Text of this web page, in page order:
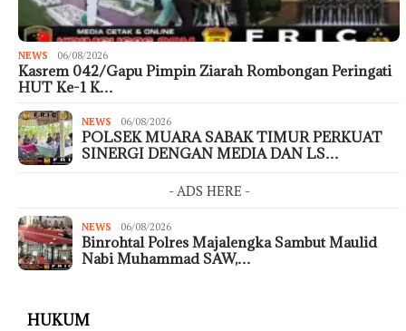
NEWS 06/08/2026
Kasrem 042/Gapu Pimpin Ziarah Rombongan Peringati
HUT Ke-1 K…
NEWS 06/08/2026
POLSEK MUARA SABAK TIMUR PERKUAT
SINERGI DENGAN MEDIA DAN LS…
- ADS HERE -
NEWS 06/08/2026
Binrohtal Polres Majalengka Sambut Maulid
Nabi Muhammad SAW,…
HUKUM